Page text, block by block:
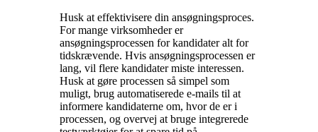
Husk at effektivisere din ansøgningsproces.
For mange virksomheder er
ansøgningsprocessen for kandidater alt for
tidskrævende. Hvis ansøgningsprocessen er
lang, vil flere kandidater miste interessen.
Husk at gøre processen så simpel som
muligt, brug automatiserede e-mails til at
informere kandidaterne om, hvor de er i
processen, og overvej at bruge integrerede